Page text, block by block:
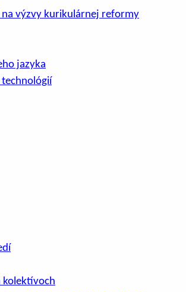
na výzvy kurikulárnej reformy
jazyka
technológií
kolektívoch